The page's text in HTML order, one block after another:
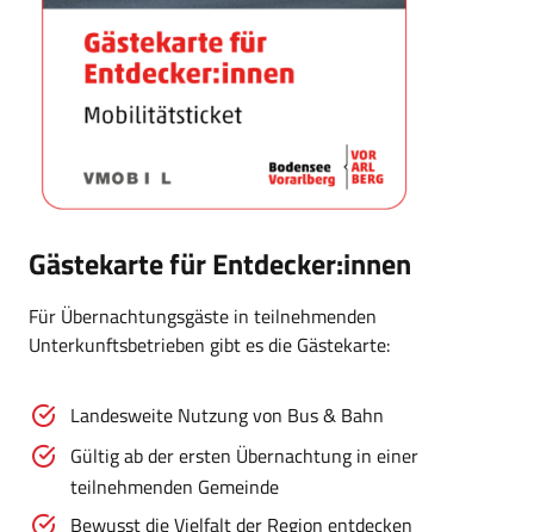
Gästekarte für Entdecker:innen
Für Übernachtungsgäste in teilnehmenden
Unterkunftsbetrieben gibt es die Gästekarte:
Landesweite Nutzung von Bus & Bahn
Gültig ab der ersten Übernachtung in einer
teilnehmenden Gemeinde
Bewusst die Vielfalt der Region entdecken